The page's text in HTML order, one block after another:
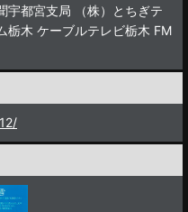
宇都宮支局 （株）とちぎテ
栃木 ケーブルテレビ栃木 FM